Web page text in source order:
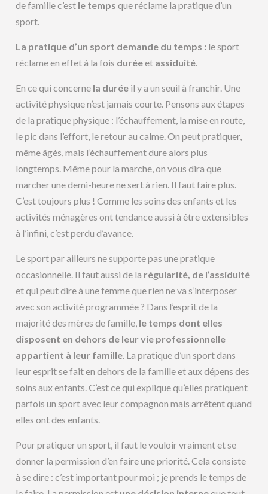
de famille c’est le temps que réclame la pratique d’un
sport.
La pratique d’un sport demande du temps : le sport
réclame en effet à la fois duréeet assiduité.
En ce qui concerne la durée il y a un seuil à franchir. Une
activité physique n’est jamais courte. Pensons aux étapes
de la pratique physique : l’échauffement, la mise en route,
le pic dans l’effort, le retour au calme. On peut pratiquer,
même âgés, mais l’échauffement dure alors plus
longtemps. Même pour la marche, on vous dira que
marcher une demi-heure ne sert à rien. Il faut faire plus.
C’est toujours plus ! Comme les soins des enfants et les
activités ménagères ont tendance aussi à être extensibles
à l’infini, c’est perdu d’avance.
Le sport par ailleurs ne supporte pas une pratique
occasionnelle. Il faut aussi de la régularité, de l’assiduité
et qui peut dire à une femme que rien ne va s’interposer
avec son activité programmée ? Dans l’esprit de la
majorité des mères de famille, le temps dont elles
disposent en dehors de leur vie professionnelle
appartient à leur famille. La pratique d’un sport dans
leur esprit se fait en dehors de la famille et aux dépens des
soins aux enfants. C’est ce qui explique qu’elles pratiquent
parfois un sport avec leur compagnon mais arrêtent quand
elles ont des enfants.
Pour pratiquer un sport, il faut le vouloir vraiment et se
donner la permission d’en faire une priorité. Cela consiste
à se dire : c’est important pour moi ; je prends le temps de